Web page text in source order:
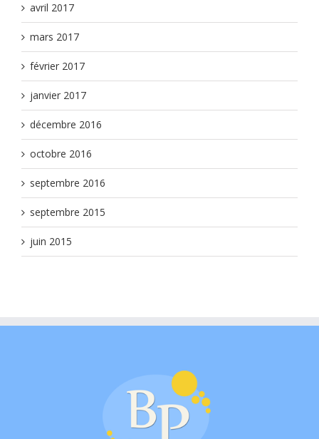
avril 2017
mars 2017
février 2017
janvier 2017
décembre 2016
octobre 2016
septembre 2016
septembre 2015
juin 2015